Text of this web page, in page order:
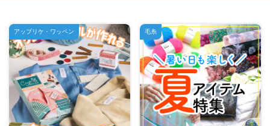
アップリケ・ワッペン 毛糸